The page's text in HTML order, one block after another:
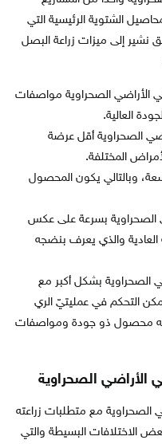
الشتوية الرئيسية التي
نشير إلى ميزات زراعة البصل
الأراضي الصحراوية مواصفات
العالية.
الصحراوية أقل عرضة
المختلفة.
وبالتالي يكون المحصول
الصحراوية بسرعة على عكس
العادية والذي يعرف بنضجه
الصحراوية بشكل أكبر مع
التحكم في عمليتيّ الري
محصول ذو جودة ومواصفات
الأراضي الصحراوية
الصحراوية مع متطلبات زراعته
الاختلافات البسيطة والتي